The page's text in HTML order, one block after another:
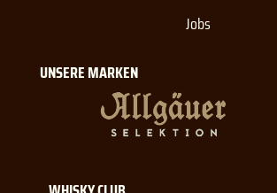
Jobs
UNSERE MARKEN